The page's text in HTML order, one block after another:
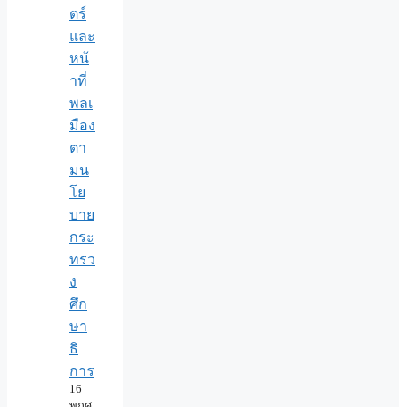
ตร์
และ
หน้
าที่
พลเ
มือง
ตา
มน
โย
บาย
กระ
ทรว
ง
ศึก
ษา
ธิ
การ
16